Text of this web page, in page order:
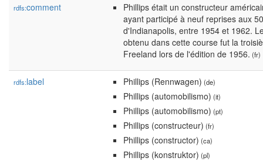
rdfs:comment
Phillips était un constructeur
ayant participé à neuf reprises aux
d'Indianapolis, entre 1954 et 1962.
obtenu dans cette course fut la
Freeland lors de l'édition de 1956. (fr)
rdfs:label Phillips (Rennwagen) (de)
Phillips (automobilismo) (it)
Phillips (automobilismo) (pt)
Phillips (constructeur) (fr)
Phillips (constructor) (ca)
Phillips (konstruktor) (pl)